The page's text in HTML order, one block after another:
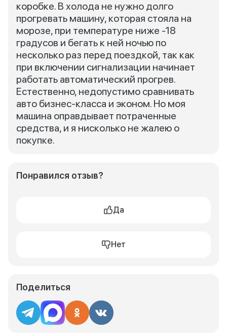
коробке. В холода не нужно долго
прогревать машину, которая стояла на
морозе, при температуре ниже -18
градусов и бегать к ней ночью по
несколько раз перед поездкой, так как
при включении сигнализации начинает
работать автоматический прогрев.
Естественно, недопустимо сравнивать
авто бизнес-класса и эконом. Но моя
машина оправдывает потраченные
средства, и я нисколько не жалею о
покупке.
Понравился отзыв?
Да
Нет
Поделиться